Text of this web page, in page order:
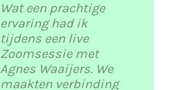
Wat een prachtige
ervaring had ik
tijdens een live
Zoomsessie met
Agnes Waaijers. We
maakten verbinding